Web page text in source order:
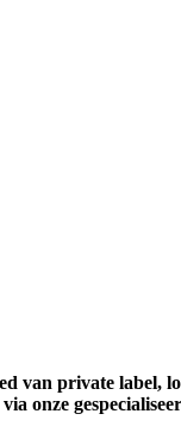
van private
onze